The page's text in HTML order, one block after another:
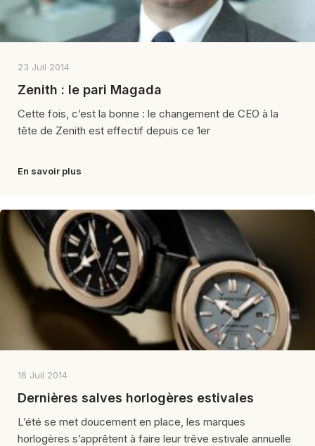
23 Juil 2014
Zenith : le pari Magada
Cette fois, c’est la bonne : le changement de CEO à la
tête de Zenith est effectif depuis ce 1er
En savoir plus
16 Juil 2014
Dernières salves horlogères estivales
L’été se met doucement en place, les marques
horlogères s’apprêtent à faire leur trêve estivale annuelle